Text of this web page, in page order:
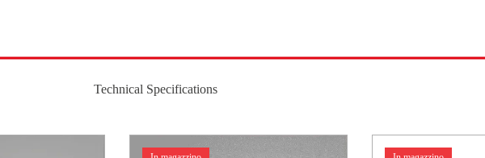
Technical Specifications